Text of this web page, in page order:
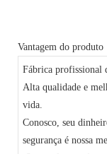
Vantagem do produto
Fábrica profissional
Alta qualidade e
vida.
Conosco, seu
segurança é nossa